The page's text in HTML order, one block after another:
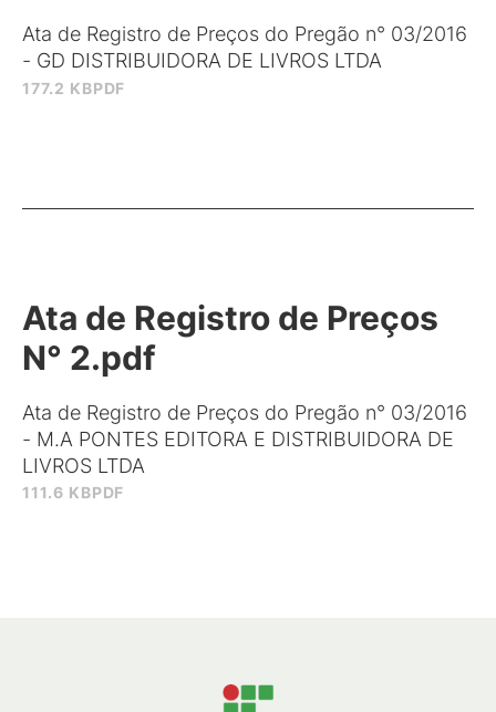
177.2 KBPDF
Ata de Registro de Preços do Pregão n° 03/2016
- GD DISTRIBUIDORA DE LIVROS LTDA
111.6 KBPDF
Ata de Registro de Preços
N° 2.pdf
Ata de Registro de Preços do Pregão n° 03/2016
- M.A PONTES EDITORA E DISTRIBUIDORA DE
LIVROS LTDA